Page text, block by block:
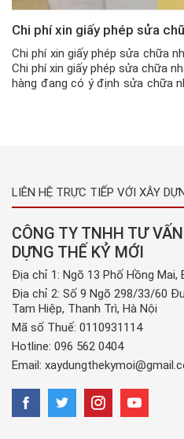
Chi phí xin giấy phép sửa
Chi phí xin giấy phép sửa chữa
Chi phí xin giấy phép sửa chữa
hàng đang có ý định sửa chữa
LIÊN HỆ TRỰC TIẾP VỚI XÂY
CÔNG TY TNHH TƯ
DỰNG THẾ KỶ MỚI
Địa chỉ 1: Ngõ 13 Phố Hồng Mai,
Địa chỉ 2: Số 9 Ngõ 298/33/60
Tam Hiệp, Thanh Trì, Hà Nội
Mã số Thuế: 0110931114
Hotline: 096 562 0404
Email: